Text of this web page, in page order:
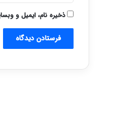
ذخیره نام، ایمیل و